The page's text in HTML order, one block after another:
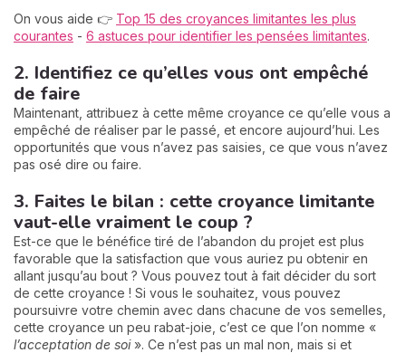
On vous aide 👉 Top 15 des croyances limitantes les plus
courantes - 6 astuces pour identifier les pensées limitantes.
2. Identifiez ce qu’elles vous ont empêché
de faire
Maintenant, attribuez à cette même croyance ce qu’elle vous a
empêché de réaliser par le passé, et encore aujourd’hui. Les
opportunités que vous n’avez pas saisies, ce que vous n’avez
pas osé dire ou faire.
3. Faites le bilan : cette croyance limitante
vaut-elle vraiment le coup ?
Est-ce que le bénéfice tiré de l’abandon du projet est plus
favorable que la satisfaction que vous auriez pu obtenir en
allant jusqu’au bout ? Vous pouvez tout à fait décider du sort
de cette croyance ! Si vous le souhaitez, vous pouvez
poursuivre votre chemin avec dans chacune de vos semelles,
cette croyance un peu rabat-joie, c’est ce que l’on nomme «
l’acceptation de soi». Ce n’est pas un mal non, mais si et